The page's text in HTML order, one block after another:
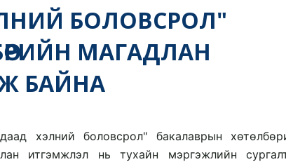
БОЛОВСРОЛ"
МАГАДЛАН
БАЙНА
хэлний боловсрол" бакалаврын
итгэмжлэл нь тухайн мэргэжлийн